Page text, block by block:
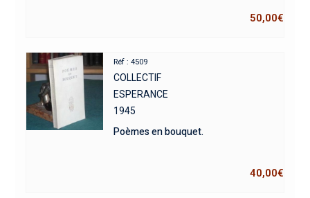
50,00€
Réf : 4509
COLLECTIF
ESPERANCE
1945
Poèmes en bouquet.
40,00€